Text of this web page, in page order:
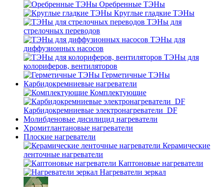
Оребренные ТЭНы
Круглые гладкие ТЭНы
ТЭНы для
стрелочных переводов
ТЭНы для
диффузионных насосов
ТЭНы для
колориферов, вентиляторов
Герметичные ТЭНы
Карбидокремниевые нагреватели
Комплектующие
Карбидокремниевые электронагреватели_DF
Молибденовые дисилицид нагреватели
Хромитлантановые нагреватели
Плоские нагреватели
Керамические
ленточные нагреватели
Каптоновые нагреватели
Нагреватели зеркал